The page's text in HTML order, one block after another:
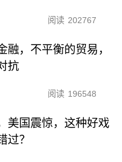
阅读 202767
融，不平衡的贸易，
抗
阅读 196548
美国震惊，这种好戏
过？